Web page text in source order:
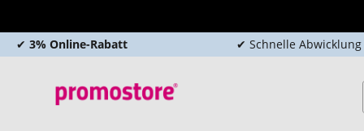
✔ 3% Online-Rabatt ✔ Schnelle Abwicklung